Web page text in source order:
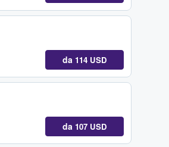
da 114 USD
da 107 USD